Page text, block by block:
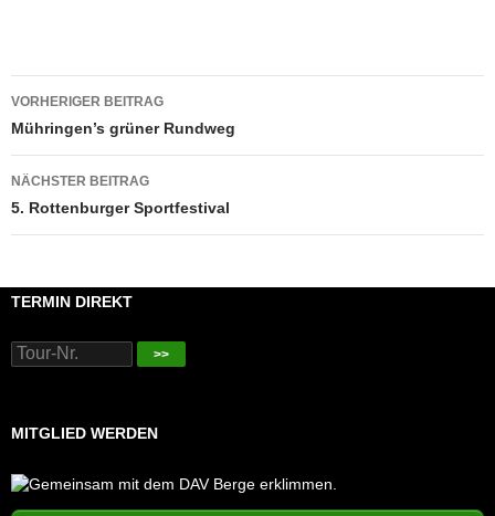
Beitragsnavigation
VORHERIGER BEITRAG
Mühringen’s grüner Rundweg
NÄCHSTER BEITRAG
5. Rottenburger Sportfestival
TERMIN DIREKT
>>
MITGLIED WERDEN